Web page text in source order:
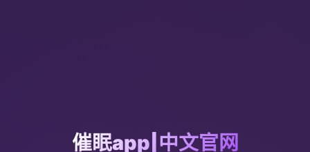
催眠app|中文官网